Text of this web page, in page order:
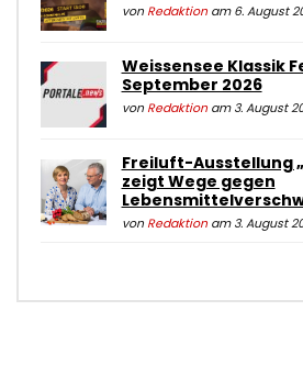
von Redaktionam 6. August
Weissensee Klassik
September 2026
von Redaktionam 3. August
Freiluft-Ausstellung
zeigt Wege gegen
von Redaktionam 3. August